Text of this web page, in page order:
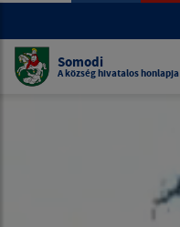
Somodi
A község hivatalos honlapja